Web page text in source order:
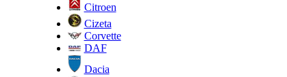
Citroen
Cizeta
Corvette
DAF
Dacia